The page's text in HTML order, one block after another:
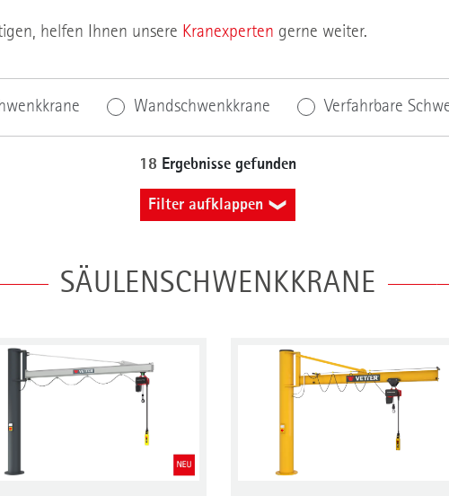
helfen Ihnen unsere Kranexperten gerne weiter.
Wandschwenkkrane Verfahrbare
18 Ergebnisse gefunden
Filter aufklappen
Von Hand Elektrisch
Aufstellort
Halle
SÄULENSCHWENKKRANE